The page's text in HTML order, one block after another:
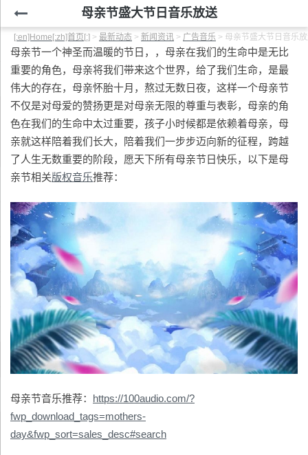
母亲节盛大节日音乐放送
[:en]Home[:zh]首页[:] > 最新动态 > 新闻资讯 > 广告音乐 > 母亲节盛大节日音乐
母亲节一个神圣而温暖的节日，，母亲在我们的生命中是无比
重要的角色，母亲将我们带来这个世界，给了我们生命，是最
伟大的存在，母亲怀胎十月，熬过无数日夜，这样一个母亲节
不仅是对母爱的赞扬更是对母亲无限的尊重与表彰，母亲的角
色在我们的生命中太过重要，孩子小时候都是依赖着母亲，母
亲就这样陪着我们长大，陪着我们一步步迈向新的征程，跨越
了人生无数重要的阶段，愿天下所有母亲节日快乐，以下是母
亲节相关版权音乐推荐：
母亲节音乐推荐： https://100audio.com/?
fwp_download_tags=mothers-
day&fwp_sort=sales_desc#search